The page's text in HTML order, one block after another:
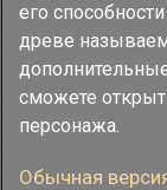
его
древе
сможете
персонажа.
Обычная